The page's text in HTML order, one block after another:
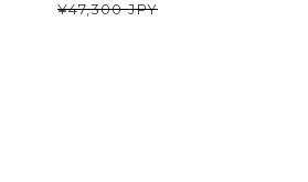
¥47,300 JPY